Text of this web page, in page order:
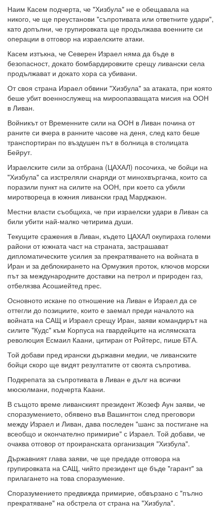
Наим Касем подчерта, че "Хизбула" не е обещавала на
никого, че ще преустанови "съпротивата или ответните удари",
като допълни, че групировката ще продължава военните си
операции в отговор на израелските атаки.
Касем изтъкна, че Северен Израел няма да бъде в
безопасност, докато бомбардировките срещу ливански села
продължават и докато хора са убивани.
От своя страна Израел обвини "Хизбула" за атаката, при която
беше убит военнослужещ на мироопазващата мисия на ООН
в Ливан.
Войникът от Временните сили на ООН в Ливан почина от
раните си вчера в ранните часове на деня, след като беше
транспортиран по въздушен път в болница в столицата
Бейрут.
Израелските сили за отбрана (ЦАХАЛ) посочиха, че бойци на
"Хизбула" са изстреляли снаряди от минохвъргачка, които са
поразили пункт на силите на ООН, при което са убили
миротвореца в южния ливански град Марджаюн.
Местни власти съобщиха, че при израелски удари в Ливан са
били убити най-малко четирима души.
Текущите сражения в Ливан, където ЦАХАЛ окупираха големи
райони от южната част на страната, застрашават
дипломатическите усилия за прекратяването на войната в
Иран и за деблокирането на Ормузкия проток, ключов морски
път за международните доставки на петрол и природен газ,
отбелязва Асошиейтед прес.
Основното искане по отношение на Ливан е Израел да се
оттегли до позициите, които е заемал преди началото на
войната на САЩ и Израел срещу Иран, заяви командирът на
силите "Кудс" към Корпуса на гвардейците на ислямската
революция Есмаил Каани, цитиран от Ройтерс, пише БТА.
Той добави пред ирански държавни медии, че ливанските
бойци скоро ще видят резултатите от своята съпротива.
Подкрепата за съпротивата в Ливан е дълг на всички
мюсюлмани, подчерта Каани.
В същото време ливанският президент Жозеф Аун заяви, че
споразумението, обявено във Вашингтон след преговори
между Израел и Ливан, дава последен "шанс за постигане на
всеобщо и окончателно примирие" с Израел. Той добави, че
очаква отговор от проиранската организация "Хизбула".
Държавният глава заяви, че ще предаде отговора на
групировката на САЩ, чийто президент ще бъде "гарант" за
прилагането на това споразумение.
Споразумението предвижда примирие, обвързано с "пълно
прекратяване" на обстрела от страна на "Хизбула".